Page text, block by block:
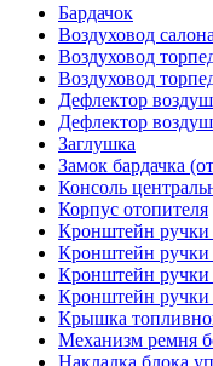
Бардачок
Воздуховод салона
Воздуховод
Воздуховод
Дефлектор
Дефлектор
Заглушка
Замок бардачка
Консоль
Корпус отопителя
Кронштейн ручки
Кронштейн ручки
Кронштейн ручки
Кронштейн ручки
Крышка
Механизм ремня
Накладка блока